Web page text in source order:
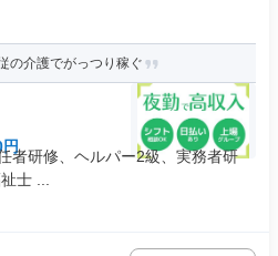
の介護でがっつり稼ぐ
者研修、ヘルパー2級、実務者研
士 ...